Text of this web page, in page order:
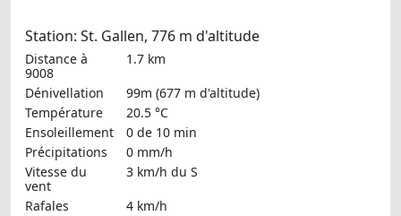
Station: St. Gallen, 776 m d'altitude
Distance à
9008
1.7 km
Dénivellation
99m (677 m d'altitude)
Température
20.5 °C
Ensoleillement
0 de 10 min
Précipitations
0 mm/h
Vitesse du
vent
3 km/h du S
Rafales
4 km/h